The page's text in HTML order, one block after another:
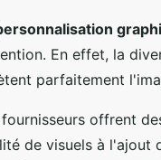
En effet, la
parfaitement
fournisseurs offrent
de visuels à l'ajout